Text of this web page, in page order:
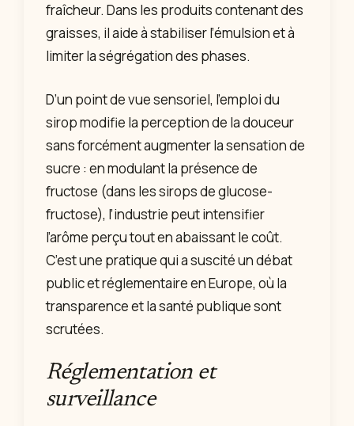
fraîcheur. Dans les produits contenant des
graisses, il aide à stabiliser l’émulsion et à
limiter la ségrégation des phases.
D’un point de vue sensoriel, l’emploi du
sirop modifie la perception de la douceur
sans forcément augmenter la sensation de
sucre : en modulant la présence de
fructose (dans les sirops de glucose-
fructose), l’industrie peut intensifier
l’arôme perçu tout en abaissant le coût.
C’est une pratique qui a suscité un débat
public et réglementaire en Europe, où la
transparence et la santé publique sont
scrutées.
Réglementation et
surveillance